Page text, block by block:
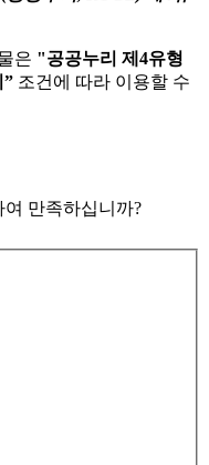
은 "공공누리 제4유형
” 조건에 따라 이용할 수
만족하십니까?